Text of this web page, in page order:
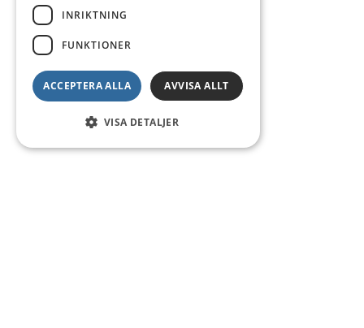
INRIKTNING
FUNKTIONER
ACCEPTERA ALLA AVVISA ALLT
VISA DETALJER